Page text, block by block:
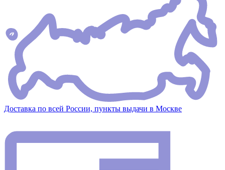
Доставка по всей России, пункты выдачи в Москве